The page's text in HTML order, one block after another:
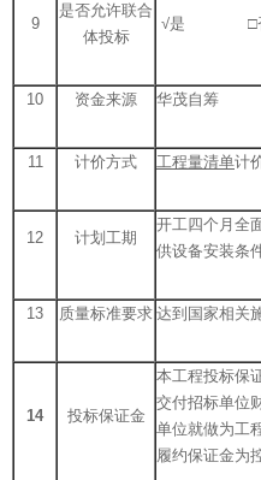
9
是否允许联合
体投标
√是 □
10 资金来源 华茂自筹
11 计价方式 工程量清单计
12 计划工期
开工四个月全
供设备安装条件
13 质量标准要求 达到国家相关
14 投标保证金
本工程投标保
交付招标单位
单位就做为工
履约保证金为